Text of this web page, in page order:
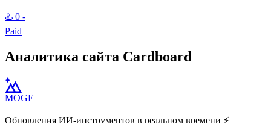
♨️ 0 -
Paid
Аналитика сайта Cardboard
MOGE
Обновления ИИ-инструментов в реальном времени ⚡️